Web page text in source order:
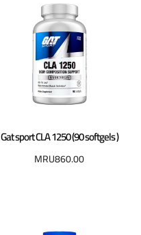
Gat sport CLA 1250 (90 softgels )
MRU860.00